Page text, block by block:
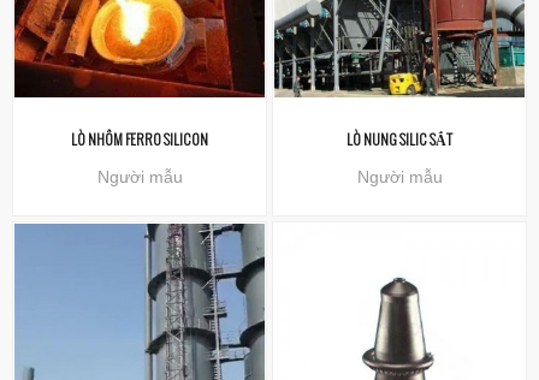
LÒ NHÔM FERRO SILICON
Người mẫu
LÒ NUNG SILIC SẮT
Người mẫu